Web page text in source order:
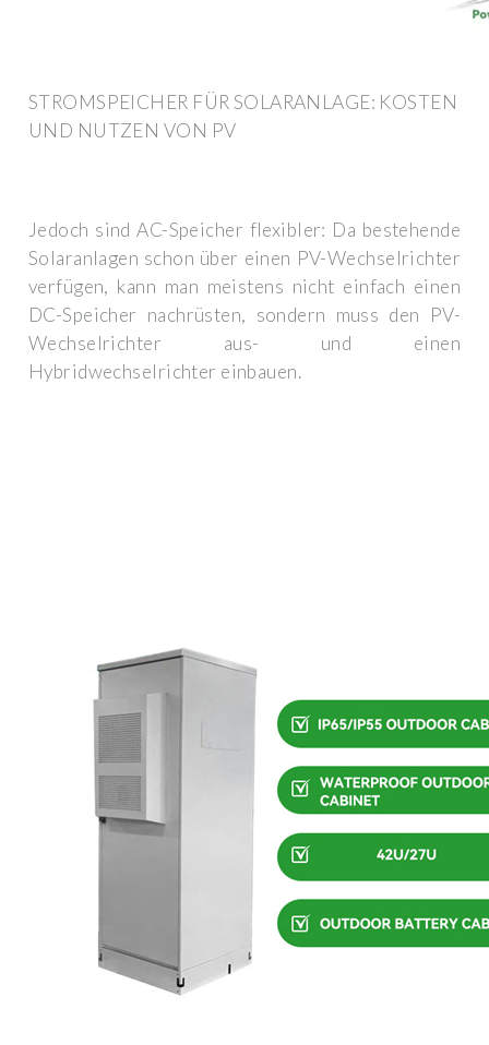
STROMSPEICHER FÜR SOLARANLAGE: KOSTEN
UND NUTZEN VON PV
Jedoch sind AC-Speicher flexibler: Da bestehende
Solaranlagen schon über einen PV-Wechselrichter
verfügen, kann man meistens nicht einfach einen
DC-Speicher nachrüsten, sondern muss den PV-
Wechselrichter aus- und einen
Hybridwechselrichter einbauen.